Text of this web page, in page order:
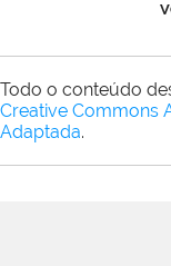
Todo o conteúdo
Creative Commons
Adaptada.